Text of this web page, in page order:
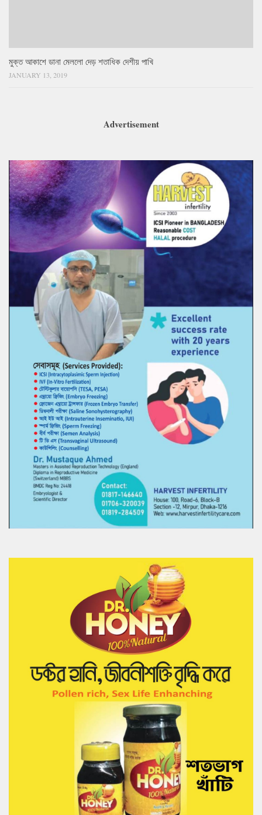
মুক্ত আকাশে ডানা মেললো দেড় শতাধিক দেশীয় পাখি
JANUARY 13, 2019
Advertisement